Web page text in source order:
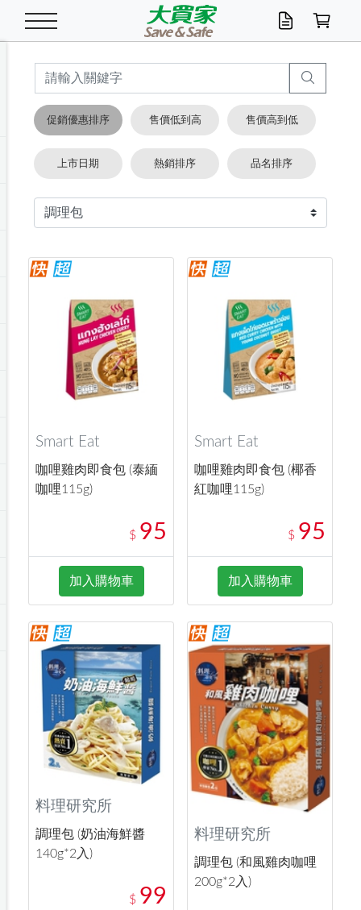
米/五穀/濃湯 米/糙米
五穀/南北貨
湯類/湯塊
油/調味料
食用油
醬油.油膏.蠔油
泡麵 / 麵條
包麵
碗麵/義大利麵
麵條/快煮麵/米粉
魚罐
醬菜/玉米罐
點心罐
休閒零嘴 初一十五拜拜懶
零嘴
堅果/海苔
美味餅乾
餅乾
糕餅/點心
糖果/巧克力
糖果/蜜餞/果凍
巧克力
茶飲料
果汁咖啡
碳酸/礦泉水
機能飲料
箱購飲料
養生保健/常備品 雞精/飲品
機能保健
▶保健品牌推薦
奶粉/穀麥片
奶粉
麥片/玉米片
沖調穀粉/隨手包
特色茶品
綠茶
紅茶
奶茶/花草茶
黑糖桂圓/蜂蜜醋
即溶咖啡
咖啡豆/粉/濾掛
可可/糖/奶精
沐浴乳香皂 沐浴乳
香皂/洗手乳
美髮造型
洗髮/護髮
造型髮品
口腔清潔
牙 刷
牙膏/漱口水
潔顏產品
卸妝/粉刺調理
開架/身體保養
臉部保養
面/眼膜
鍋具/飲水/廚房 鍋具/餐具
保鮮/微波
掃除用具/照明/五金
掃除/清潔用具
洗衣/曬衣用具
電池/延長線
修繕/五金/祭祀
傢飾/收納/衛浴
寢具/家具
收納用品
衛浴/毛巾
寵物食品
寵物清潔/百貨
衛生紙/濕巾 抽取衛生紙/濕巾
廚房紙巾/平版/
箱購免運區
衣物清潔
洗衣精
洗衣粉/皂
漂白水/柔軟精
居家清潔
廚房/餐具清潔
浴廁/水管清潔
居家清潔/除濕芳
衛生棉
成人/嬰兒紙尿褲
箱購免運區
嬰兒尿布
成人紙尿褲
廚房家電 料理鍋具
烤箱/微波/電磁爐
快煮壺/烘碗機
季節家電
除濕/清淨機
風扇/防蚊家電
生活家電
除塵家電
美容家電
電腦周邊
數位週邊
手機/平板周邊
文具/辦公用品 文具用品
辦公文具/收納
玩具/擺設小物
汽機車百貨
機車/腳踏車百貨
汽車百貨
休閒/運動
戶外/休閒用品
健身/按摩/瑜珈
測量/護具/其他
服飾內著
配件
男/女/機能包
冷凍免運 生鮮食品
調理食品
箱購免運
食品免運
清潔用品免運
居家/汽百用品
主題專區
季節活動
店長推薦
這夏不怕熱
促銷優惠排序 售價低到高 售價高到低
上市日期 熱銷排序 品名排序
Smart Eat
咖哩雞肉即食包 (泰緬
咖哩115g)
$ 95
加入購物車
Smart Eat
咖哩雞肉即食包 (椰香
紅咖哩115g)
$ 95
加入購物車
料理研究所
調理包 (奶油海鮮醬
140g*2入)
$ 99
料理研究所
調理包 (和風雞肉咖哩
200g*2入)